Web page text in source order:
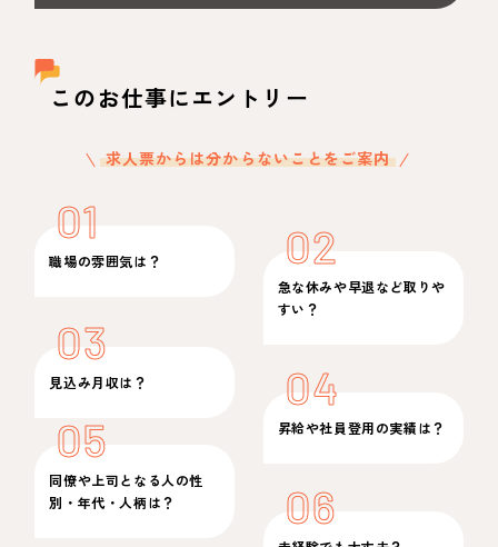
このお仕事にエントリー
求人票からは分からないことをご案内
01
職場の雰囲気は？ 02
急な休みや早退など取りや
すい？
03
見込み月収は？ 04
昇給や社員登用の実績は？
05
同僚や上司となる人の性
別・年代・人柄は？
06